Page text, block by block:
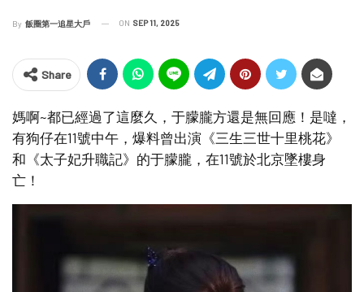
By 飯圈第一追星大戶 ON SEP 11, 2025
Share
媽啊~都已經過了這麼久，于朦朧方還是無回應！是噠，
有狗仔在11號中午，爆料曾出演《三生三世十里桃花》
和《太子妃升職記》的于朦朧，在11號於北京墜樓身
亡！